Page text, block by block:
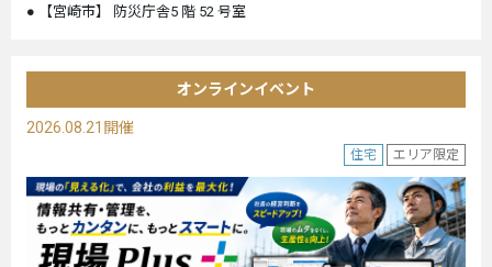
【宮崎市】 防災庁舎5 階 52 号室
オンラインイベント
2026.08.21開催
住宅 エリア限定